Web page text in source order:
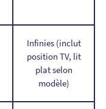
Infinies (inclut
position TV, lit
plat selon
modèle)